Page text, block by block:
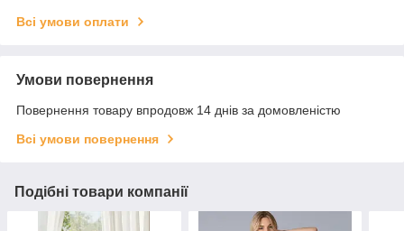
Всі умови оплати
Умови повернення
Повернення товару впродовж 14 днів за домовленістю
Всі умови повернення
Подібні товари компанії